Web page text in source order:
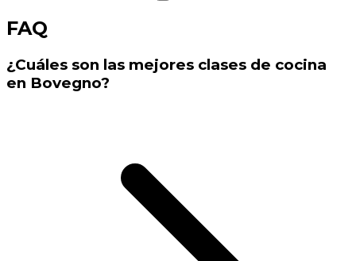
FAQ
¿Cuáles son las mejores clases de cocina
en Bovegno?